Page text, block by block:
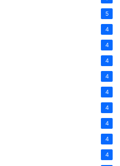
5
4
4
4
4
4
4
4
4
4